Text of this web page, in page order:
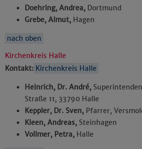
Doehring, Andrea, Dortmund
Grebe, Almut, Hagen
nach oben
Kirchenkreis Halle
Kontakt: Kirchenkreis Halle
Heinrich, Dr. André,
Straße 11, 33790 Halle
Keppler, Dr. Sven, Pfarrer,
Kleen, Andreas, Steinhagen
Vollmer, Petra, Halle